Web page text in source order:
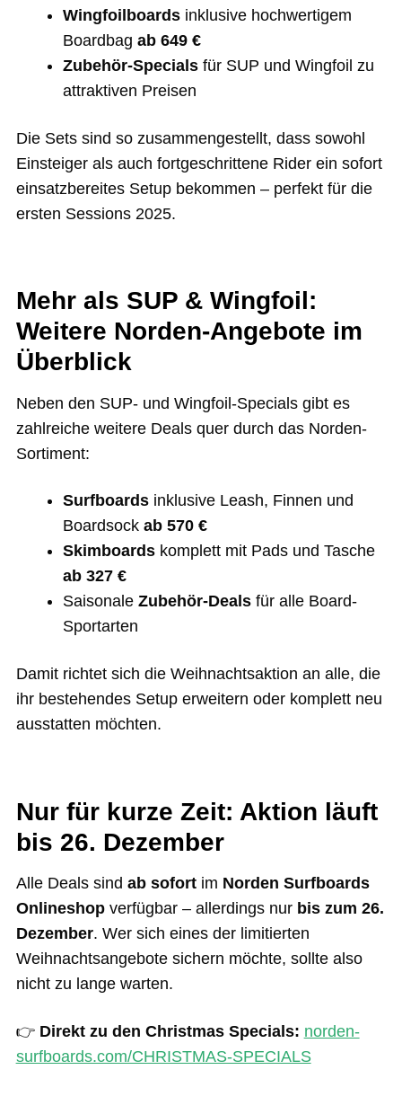
Wingfoilboards inklusive hochwertigem
Boardbagab 649 €
Zubehör-Specials für SUP und Wingfoil zu
attraktiven Preisen
Die Sets sind so zusammengestellt, dass sowohl
Einsteiger als auch fortgeschrittene Rider ein sofort
einsatzbereites Setup bekommen – perfekt für die
ersten Sessions 2025.
Mehr als SUP & Wingfoil:
Weitere Norden-Angebote im
Überblick
Neben den SUP- und Wingfoil-Specials gibt es
zahlreiche weitere Deals quer durch das Norden-
Sortiment:
Surfboards inklusive Leash, Finnen und
Boardsockab 570 €
Skimboards komplett mit Pads und Tasche
ab 327 €
SaisonaleZubehör-Deals für alle Board-
Sportarten
Damit richtet sich die Weihnachtsaktion an alle, die
ihr bestehendes Setup erweitern oder komplett neu
ausstatten möchten.
Nur für kurze Zeit: Aktion läuft
bis 26. Dezember
Alle Deals sind ab sofortim Norden Surfboards
Onlineshopverfügbar – allerdings nur bis zum 26.
Dezember. Wer sich eines der limitierten
Weihnachtsangebote sichern möchte, sollte also
nicht zu lange warten.
👉 Direkt zu den Christmas Specials: norden-
surfboards.com/CHRISTMAS-SPECIALS